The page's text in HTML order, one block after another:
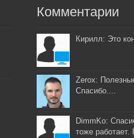
Комментарии
Кирилл: Это
Zerox:
Спасибо....
DimmKo:
тоже